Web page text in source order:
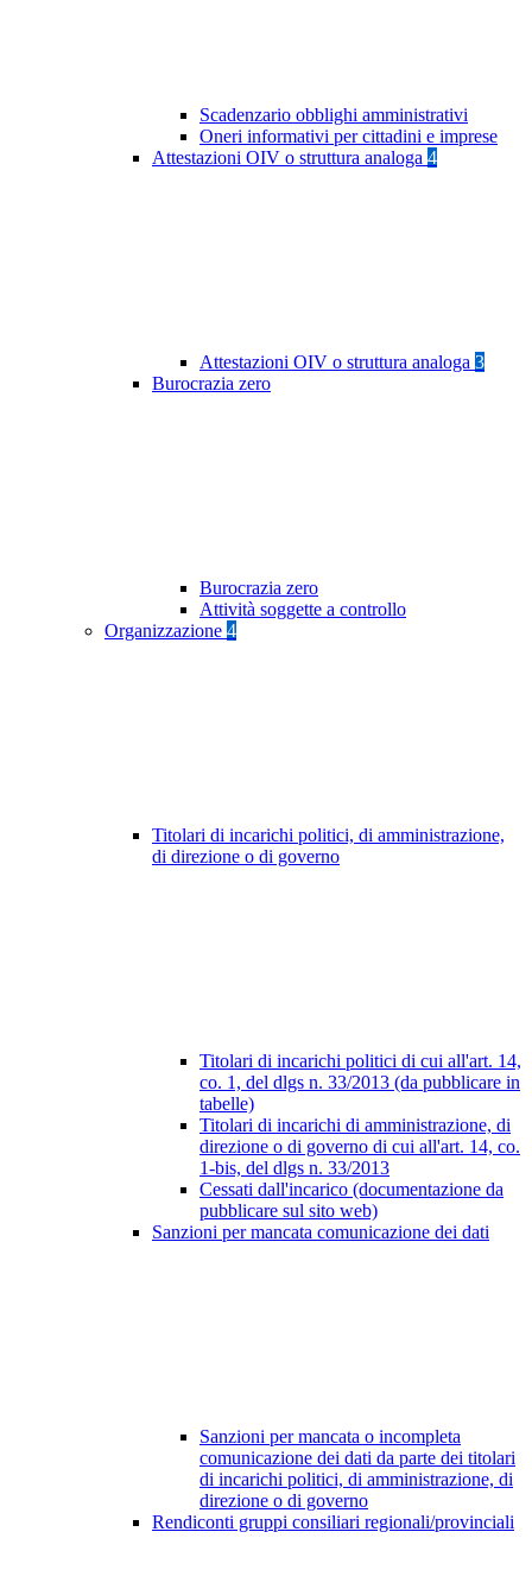
Scadenzario obblighi amministrativi
Oneri informativi per cittadini e imprese
Attestazioni OIV o struttura analoga 4
Attestazioni OIV o struttura analoga 3
Burocrazia zero
Burocrazia zero
Attività soggette a controllo
Organizzazione 4
Titolari di incarichi politici, di amministrazione,
di direzione o di governo
Titolari di incarichi politici di cui all'art. 14,
co. 1, del dlgs n. 33/2013 (da pubblicare in
tabelle)
Titolari di incarichi di amministrazione, di
direzione o di governo di cui all'art. 14, co.
1-bis, del dlgs n. 33/2013
Cessati dall'incarico (documentazione da
pubblicare sul sito web)
Sanzioni per mancata comunicazione dei dati
Sanzioni per mancata o incompleta
comunicazione dei dati da parte dei titolari
di incarichi politici, di amministrazione, di
direzione o di governo
Rendiconti gruppi consiliari regionali/provinciali